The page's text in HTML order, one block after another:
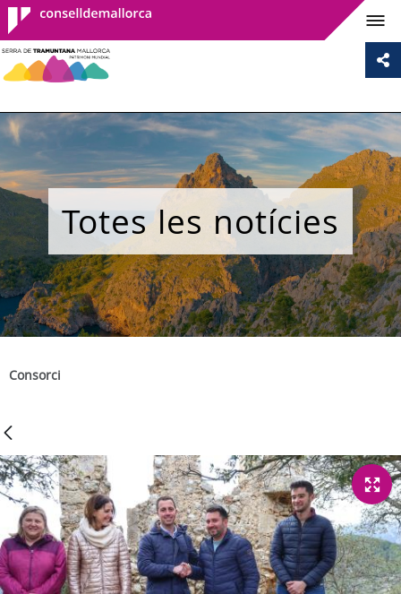
Consell de
Mallorca
Totes les notícies
Consorci